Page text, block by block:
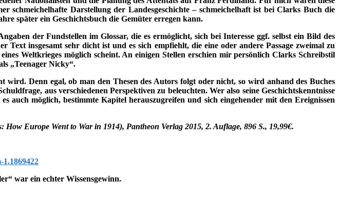
schmeichelhafte Darstellung der Landesgeschichte – schmeichelhaft ist bei Clarks Buch die
später ein Geschichtsbuch die Gemüter erregen kann.
der Fundstellen im Glossar, die es ermöglicht, sich bei Interesse ggf. selbst ein Bild des
insgesamt sehr dicht ist und es sich empfiehlt, die eine oder andere Passage zweimal zu
Weltkrieges möglich scheint. An einigen Stellen erschien mir persönlich Clarks Schreibstil
„Teenager Nicky“.
Denn egal, ob man den Thesen des Autors folgt oder nicht, so wird anhand des Buches
aus verschiedenen Perspektiven zu beleuchten. Wer also seine Geschichtskenntnisse
möglich, bestimmte Kapitel herauszugreifen und sich eingehender mit den Ereignissen
Europe Went to War in 1914), Pantheon Verlag 2015, 2. Auflage, 896 S., 19,99€.
war ein echter Wissensgewinn.